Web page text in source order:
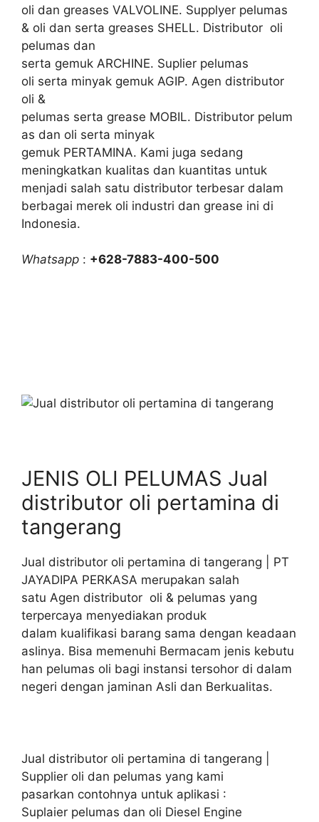
oli dan greases VALVOLINE. Supplyer pelumas
& oli dan serta greases SHELL. Distributor oli
pelumas dan
serta gemuk ARCHINE. Suplier pelumas
oli serta minyak gemuk AGIP. Agen distributor
oli &
pelumas serta grease MOBIL. Distributor pelum
as dan oli serta minyak
gemuk PERTAMINA. Kami juga sedang
meningkatkan kualitas dan kuantitas untuk
menjadi salah satu distributor terbesar dalam
berbagai merek oli industri dan grease ini di
Indonesia.
Whatsapp : +628-7883-400-500
JENIS OLI PELUMAS Jual
distributor oli pertamina di
tangerang
Jual distributor oli pertamina di tangerang | PT
JAYADIPA PERKASA merupakan salah
satu Agen distributor oli & pelumas yang
terpercaya menyediakan produk
dalam kualifikasi barang sama dengan keadaan
aslinya. Bisa memenuhi Bermacam jenis kebutu
han pelumas oli bagi instansi tersohor di dalam
negeri dengan jaminan Asli dan Berkualitas.
Jual distributor oli pertamina di tangerang |
Supplier oli dan pelumas yang kami
pasarkan contohnya untuk aplikasi :
Suplaier pelumas dan oli Diesel Engine